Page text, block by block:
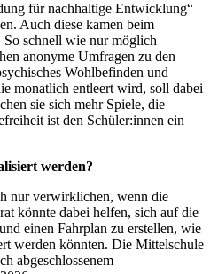
für nachhaltige Entwicklung“
Auch diese kamen beim
So schnell wie nur möglich
anonyme Umfragen zu den
Wohlbefinden und
monatlich entleert wird, soll dabei
sie sich mehr Spiele, die
ist den Schüler:innen ein
werden?
nur verwirklichen, wenn die
könnte dabei helfen, sich auf die
einen Fahrplan zu erstellen, wie
werden könnten. Die Mittelschule
abgeschlossenem